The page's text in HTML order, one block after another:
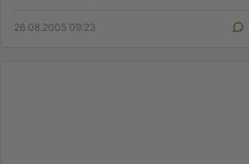
26.08.2005 09:23